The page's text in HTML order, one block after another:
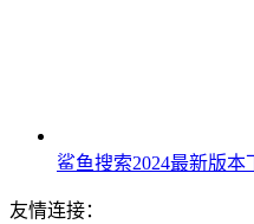
鲨鱼搜索2024最新版本
友情连接：